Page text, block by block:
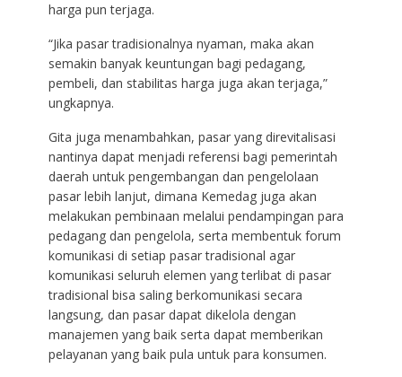
harga pun terjaga.
“Jika pasar tradisionalnya nyaman, maka akan
semakin banyak keuntungan bagi pedagang,
pembeli, dan stabilitas harga juga akan terjaga,”
ungkapnya.
Gita juga menambahkan, pasar yang direvitalisasi
nantinya dapat menjadi referensi bagi pemerintah
daerah untuk pengembangan dan pengelolaan
pasar lebih lanjut, dimana Kemedag juga akan
melakukan pembinaan melalui pendampingan para
pedagang dan pengelola, serta membentuk forum
komunikasi di setiap pasar tradisional agar
komunikasi seluruh elemen yang terlibat di pasar
tradisional bisa saling berkomunikasi secara
langsung, dan pasar dapat dikelola dengan
manajemen yang baik serta dapat memberikan
pelayanan yang baik pula untuk para konsumen.